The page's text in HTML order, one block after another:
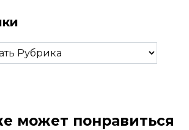
может понравиться